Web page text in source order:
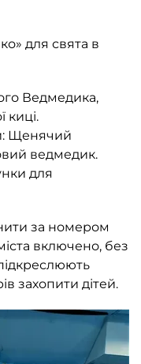
для свята в
Ведмедика,
киці.
Щенячий
ведмедик.
для
за номером
включено, без
захопити дітей.